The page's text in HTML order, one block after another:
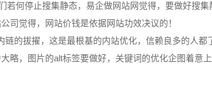
若何停止搜集静态，易企做网站网觉得，要做好搜
司觉得，网站价钱是依据网站功效决议的！
链的拔擢，这是最根基的内站优化，信赖良多的人
略，图片的alt标签要做好，关键词的优化企图着意上